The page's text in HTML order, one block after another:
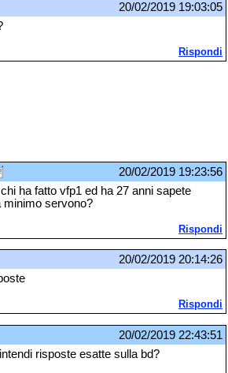
20/02/2019 19:03:05
Rispondi
20/02/2019 19:23:56
ha fatto vfp1 ed ha 27 anni sapete
minimo servono?
Rispondi
20/02/2019 20:14:26
Rispondi
20/02/2019 22:43:51
risposte esatte sulla bd?